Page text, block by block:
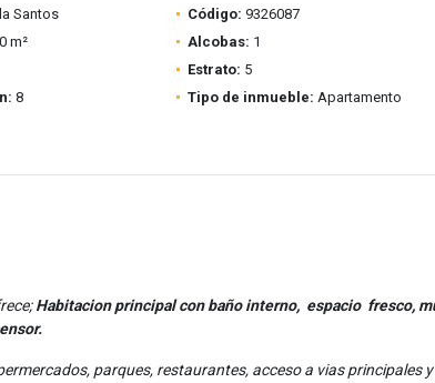
Santos Código: 9326087
m² Alcobas: 1
Estrato: 5
8 Tipo de inmueble: Apartamento
Habitacion principal con baño interno, espacio fresco,
parques, restaurantes, acceso a vias principales y